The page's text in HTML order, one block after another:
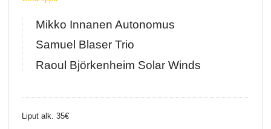
Mikko Innanen Autonomus
Samuel Blaser Trio
Raoul Björkenheim Solar Winds
Liput alk. 35€